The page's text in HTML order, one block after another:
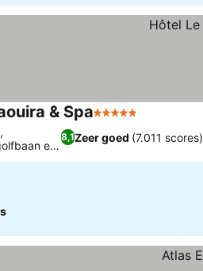
& Spa5 Sterren
8,1Zeer goed (7.011 scores)
en